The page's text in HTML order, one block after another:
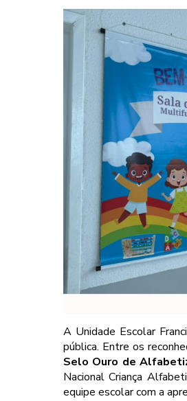
A Unidade Escolar
pública. Entre os
Selo Ouro de
Nacional Criança
equipe escolar com a